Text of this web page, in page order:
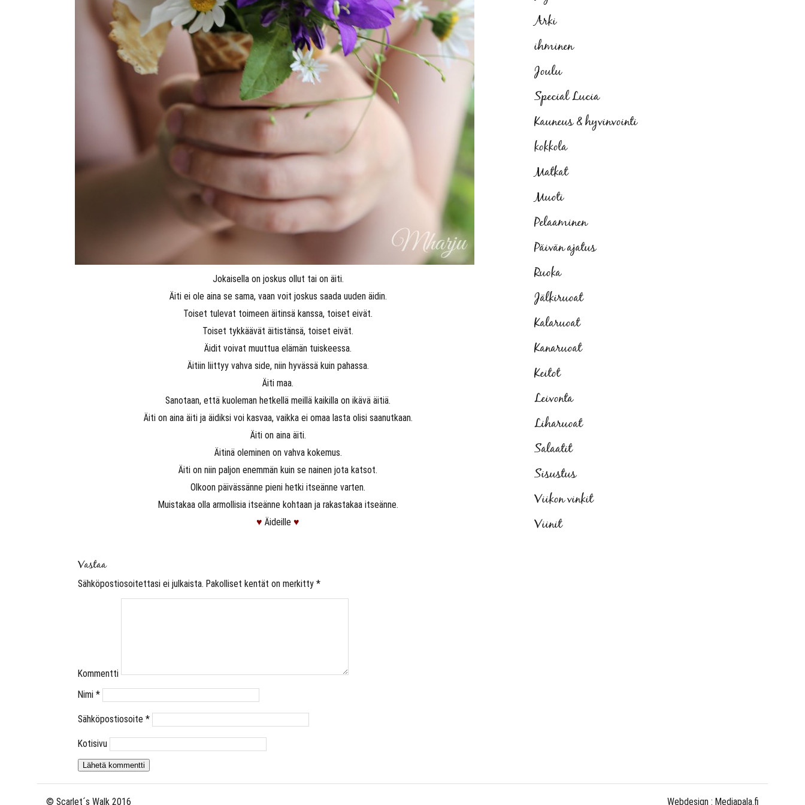
Jokaisella on joskus ollut tai on äiti.
Äiti ei ole aina se sama, vaan voit joskus saada uuden äidin.
Toiset tulevat toimeen äitinsä kanssa, toiset eivät.
Toiset tykkäävät äitistänsä, toiset eivät.
Äidit voivat muuttua elämän tuiskeessa.
Äitiin liittyy vahva side, niin hyvässä kuin pahassa.
Äiti maa.
Sanotaan, että kuoleman hetkellä meillä kaikilla on ikävä äitiä.
Äiti on aina äiti ja äidiksi voi kasvaa, vaikka ei omaa lasta olisi saanutkaan.
Äiti on aina äiti.
Äitinä oleminen on vahva kokemus.
Äiti on niin paljon enemmän kuin se nainen jota katsot.
Olkoon päivässänne pieni hetki itseänne varten.
Muistakaa olla armollisia itseänne kohtaan ja rakastakaa itseänne.
♥Äideille♥
Vastaa
Sähköpostiosoitettasi ei julkaista. Pakolliset kentät on merkitty *
Kommentti
Nimi *
Sähköpostiosoite *
Kotisivu
Arki
ihminen
Joulu
Special Lucia
Kauneus & hyvinvointi
kokkola
Matkat
Muoti
Pelaaminen
Päivän ajatus
Ruoka
Jälkiruoat
Kalaruoat
Kanaruoat
Keitot
Leivonta
Liharuoat
Salaatit
Sisustus
Viikon vinkit
Viinit
Webdesign : Mediapala.fi
© Scarlet´s Walk 2016